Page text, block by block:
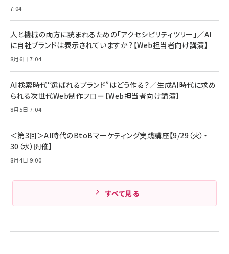
組織の成果を最大化する ルールのデザイン
￥1,980
Amazonランキングをもっと見る
全ワイヤレスイヤホン/アクティブノイズキャンセリ
技術基準適合】ブラック
￥5,990
ケーブル Anker絡まないケーブル 240W 結束バン
ド付き USB PD対応 シリコン素材採用 iPhone
17 / 16 / 15 / Galaxy iPad Pro MacBook
Pro/Air 各種対応 (1.8m ミッドナイトブラック)
￥1,890
サッポロ 生ビール 黒ラベル 350ml 缶 24本 ビー
ル ケース買い【6/30応募〆切! 黒ラベルビヤセラー
￥4,857
7:04
人と機械の両方に読まれるための「アクセシビリティツリー」／AI
に自社ブランドは表示されていますか？【Web担当者向け講演】
8月6日 7:04
AI検索時代“選ばれるブランド”はどう作る？／生成AI時代に求め
られる次世代Web制作フロー【Web担当者向け講演】
8月5日 7:04
＜第3回＞AI時代のBtoBマーケティング実践講座【9/29（火）・
30（水）開催】
8月4日 9:00
すべて見る